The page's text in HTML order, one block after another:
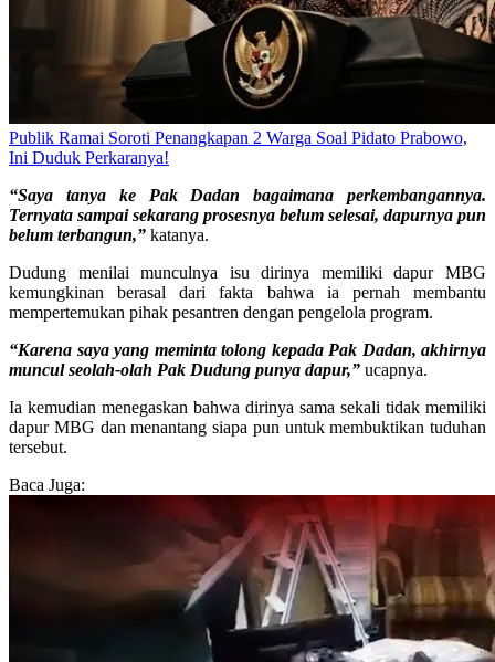
Publik Ramai Soroti Penangkapan 2 Warga Soal Pidato Prabowo,
Ini Duduk Perkaranya!
“Saya tanya ke Pak Dadan bagaimana perkembangannya.
Ternyata sampai sekarang prosesnya belum selesai, dapurnya pun
belum terbangun,” katanya.
Dudung menilai munculnya isu dirinya memiliki dapur MBG
kemungkinan berasal dari fakta bahwa ia pernah membantu
mempertemukan pihak pesantren dengan pengelola program.
“Karena saya yang meminta tolong kepada Pak Dadan, akhirnya
muncul seolah-olah Pak Dudung punya dapur,” ucapnya.
Ia kemudian menegaskan bahwa dirinya sama sekali tidak memiliki
dapur MBG dan menantang siapa pun untuk membuktikan tuduhan
tersebut.
Baca Juga: